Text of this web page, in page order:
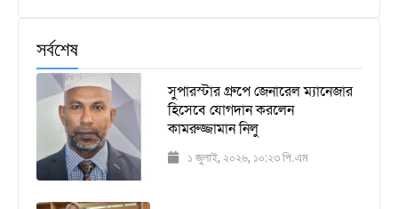
সর্বশেষ
সুপারস্টার গ্রুপে জেনারেল ম্যানেজার
হিসেবে যোগদান করলেন
কামরুজ্জামান নিলু
১ জুলাই, ২০২৬, ১০:২৩ পি.এম